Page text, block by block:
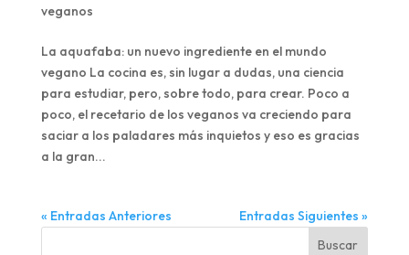
veganos
La aquafaba: un nuevo ingrediente en el mundo
vegano La cocina es, sin lugar a dudas, una ciencia
para estudiar, pero, sobre todo, para crear. Poco a
poco, el recetario de los veganos va creciendo para
saciar a los paladares más inquietos y eso es gracias
a la gran...
« Entradas Anteriores
Entradas Siguientes »
Buscar